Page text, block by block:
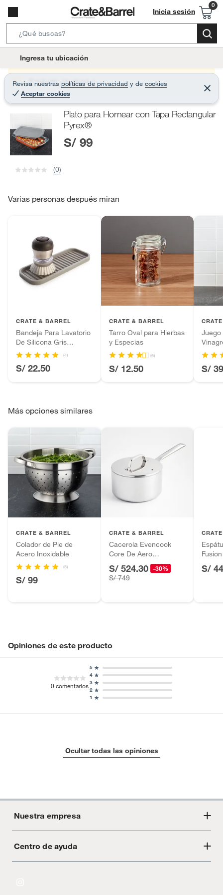
Inicia sesión
e
r
c
B
t
n
Ingresa tu ubicación
Revisa nuestras políticas de privacidad y de cookies
Aceptar cookies
C
e
r
a
r
Producto sin stock :(
Plato para Hornear con Tapa Rectangular
Pyrex®
S/ 99
(0)
Varias personas después miran
CRATE & BARREL
Bandeja Para Lavatorio
De Silicona Gris
Interdesign
(4)
S/ 22.50
CRATE & BARREL
Tarro Oval para Hierbas
y Especias
(6)
S/ 12.50
Juego
S/
Más opciones similares
CRATE & BARREL
Colador de Pie de
Acero Inoxidable
(5)
S/ 99
CRATE & BARREL
Cacerola Evencook
Core De Aero
Inoxidable
S/ 524.30 -30%
S/ 749
S/
Opiniones de este producto
0comentarios
1
2
3
4
5
Ocultar todas las opiniones
Nuestra empresa
Acerca de Crate
Centro de ayuda